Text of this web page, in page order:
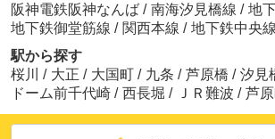
阪神電鉄阪神なんば / 南海汐見橋線 / 地
地下鉄御堂筋線 / 関西本線 / 地下鉄中央線
駅から探す
桜川
/ 大正 / 大国町 / 九条 / 芦原橋 / 汐見
ドーム前千代崎 / 西長堀 / ＪＲ難波 / 芦